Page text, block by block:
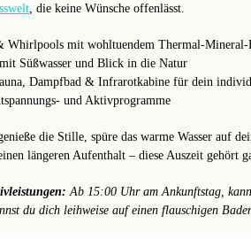
, die keine Wünsche offenlässt.
Whirlpools mit wohltuendem Thermal-Mineral-
Süßwasser und Blick in die Natur
Dampfbad & Infrarotkabine für dein
und Aktivprogramme
die Stille, spüre das warme Wasser auf
längeren Aufenthalt – diese Auszeit gehört
Ab 15:00 Uhr am Ankunftstag,
du dich leihweise auf einen flauschigen